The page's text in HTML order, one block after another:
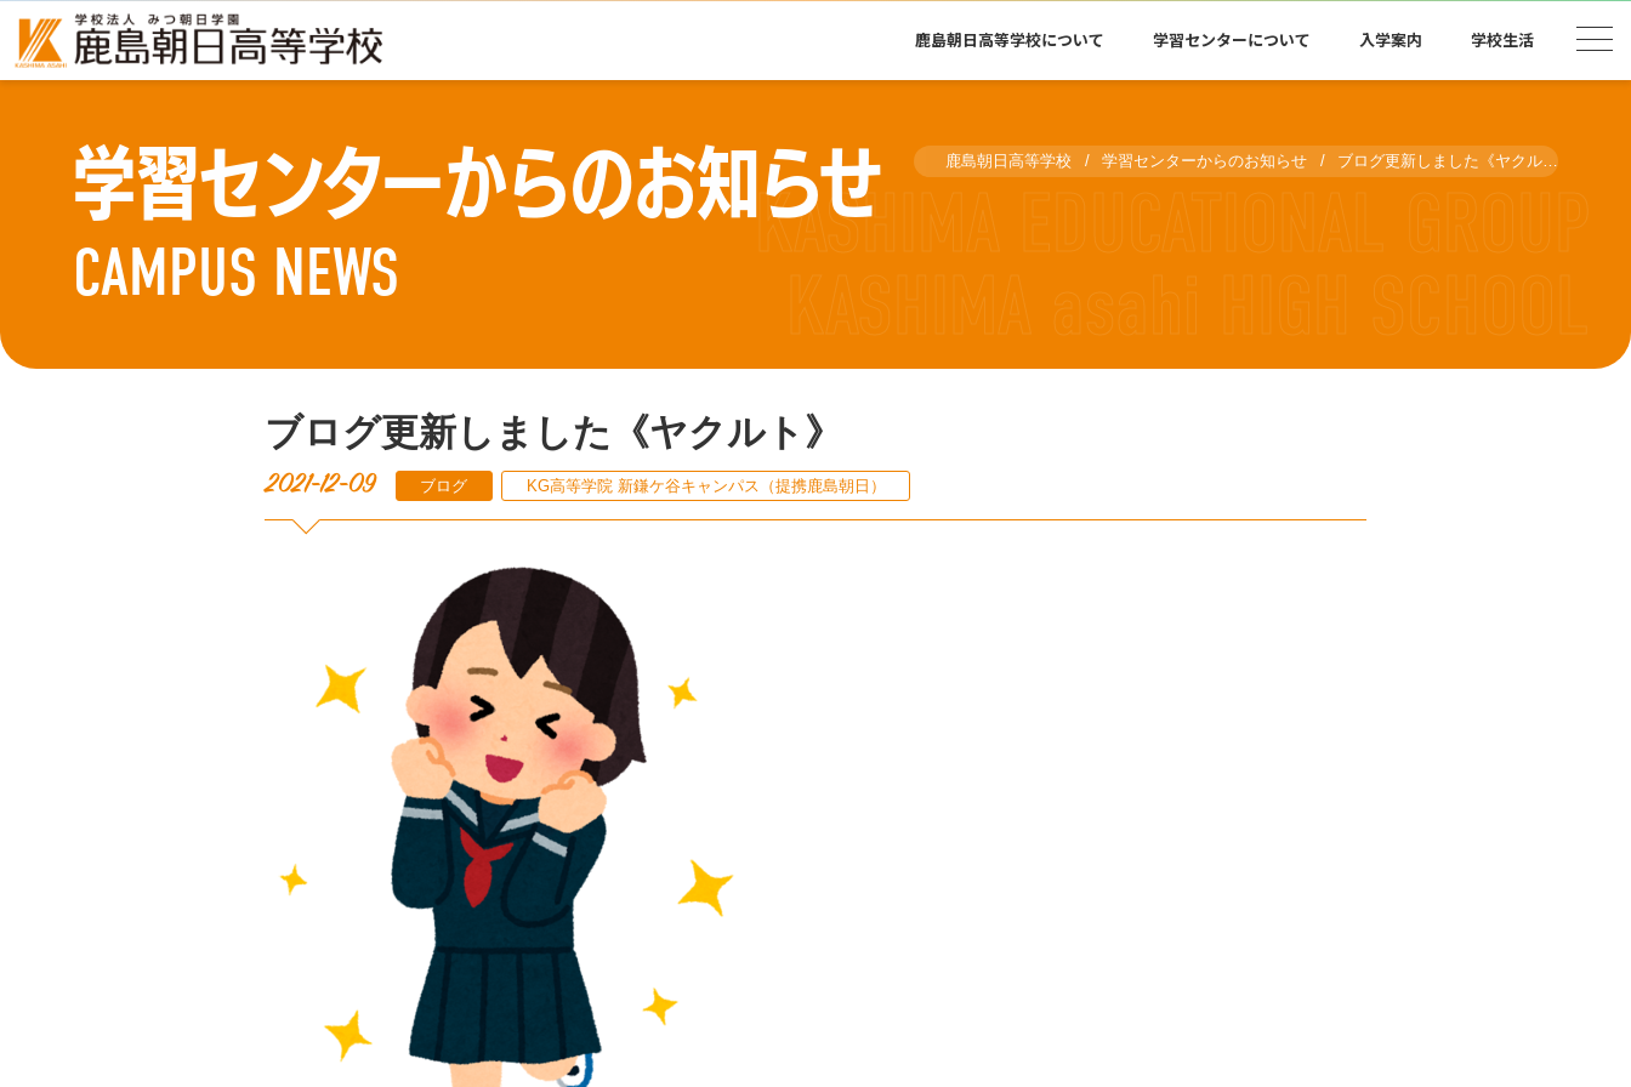
鹿島朝日高等学校について 学習センターについて 入学案内 学校生活
学習センターからのお知らせ
CAMPUS NEWS
鹿島朝日高等学校 学習センターからのお知らせ ブログ更新しました《ヤクルト》
ブログ更新しました《ヤクルト》
2021-12-09 ブログ KG高等学院 新鎌ケ谷キャンパス（提携鹿島朝日）